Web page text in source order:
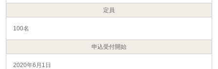
定員
100名
申込受付開始
2020年6月1日